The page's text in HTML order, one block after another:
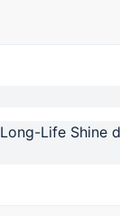
Life Shine